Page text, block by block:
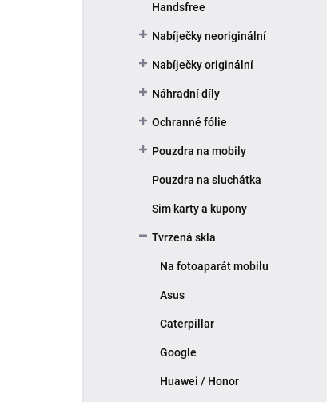
Handsfree
Nabíječky neoriginální
Nabíječky originální
Náhradní díly
Ochranné fólie
Pouzdra na mobily
Pouzdra na sluchátka
Sim karty a kupony
Tvrzená skla
Na fotoaparát mobilu
Asus
Caterpillar
Google
Huawei / Honor